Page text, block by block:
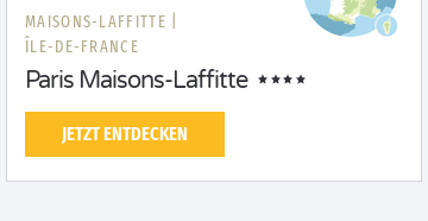
MAISONS-LAFFITTE |
ÎLE-DE-FRANCE
Paris Maisons-Laffitte
JETZT ENTDECKEN